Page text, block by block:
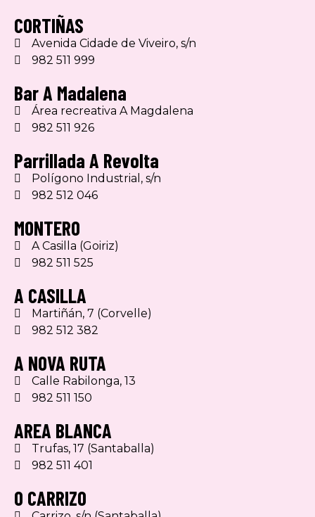
CORTIÑAS
Avenida Cidade de Viveiro, s/n
982 511 999
Bar A Madalena
Área recreativa A Magdalena
982 511 926
Parrillada A Revolta
Polígono Industrial, s/n
982 512 046
MONTERO
A Casilla (Goiriz)
982 511 525
A CASILLA
Martiñán, 7 (Corvelle)
982 512 382
A NOVA RUTA
Calle Rabilonga, 13
982 511 150
AREA BLANCA
Trufas, 17 (Santaballa)
982 511 401
O CARRIZO